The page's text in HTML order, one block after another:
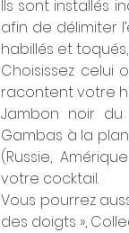
Ils sont installés
afin de délimiter
habillés et
Choisissez celui
racontent votre
Jambon noir du
Gambas à la
(Russie,
votre cocktail.
Vous pourrez
des doigts »,